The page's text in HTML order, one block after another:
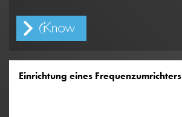
Einrichtung eines Frequenzumrichters